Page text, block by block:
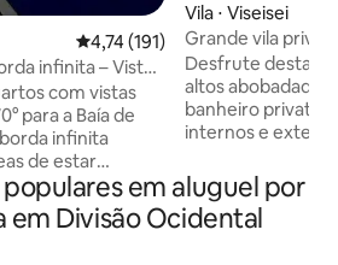
4,74 de uma avaliação média
4,74 (191)
infinita – Vista
com vistas
para a Baía de
infinita
de estar
para
5–10
isolada com
Vila ⋅ Viseisei
Grande vila
- Vibrações de
Desfrute desta
altos
banheiro
internos e
casais ou viajantes
grande, rede de
buraco de milho,
em aluguel por
Divisão Ocidental